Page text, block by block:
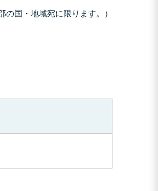
国・地域宛に限ります。）